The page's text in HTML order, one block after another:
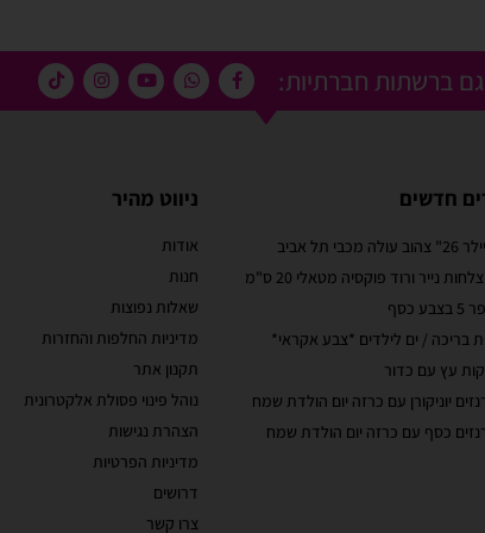
גם ברשתות חברתיות:
חדשים
תל אביב
כסף
בריכה / ים לילדים *צבע אקראי*
עץ עם כדור
יוניקורן עם כרזה יום הולדת שמח
כסף עם כרזה יום הולדת שמח
ניווט מהיר
אודות
חנות
שאלות נפוצות
מדיניות החלפות והחזרות
תקנון אתר
נוהל פינוי פסולת אלקטרונית
הצהרת נגישות
מדיניות הפרטיות
דרושים
צרו קשר
נוח
באתר.
שירות לקוחות מוצלח!
זה שירות הלקוחות! עונים בשניה לוואטסאפ, בנעימות
ובנכונות לעזור. יעילים בטירוף. ממליצה בחום